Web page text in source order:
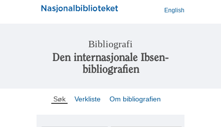
English
Bibliografi
Den internasjonale Ibsen-
bibliografien
Søk Verkliste Om bibliografien